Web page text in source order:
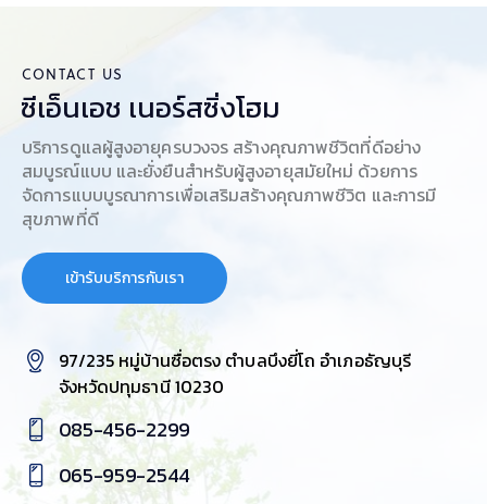
CONTACT US
ซีเอ็นเอช เนอร์สซิ่งโฮม
บริการดูแลผู้สูงอายุครบวงจร สร้างคุณภาพชีวิตที่ดีอย่าง
สมบูรณ์แบบ และยั่งยืนสำหรับผู้สูงอายุสมัยใหม่ ด้วยการ
จัดการแบบบูรณาการเพื่อเสริมสร้างคุณภาพชีวิต และการมี
สุขภาพที่ดี
เข้ารับบริการกับเรา
97/235 หมู่บ้านซื่อตรง ตำบลบึงยี่โถ อำเภอธัญบุรี
จังหวัดปทุมธานี 10230
085-456-2299
065-959-2544